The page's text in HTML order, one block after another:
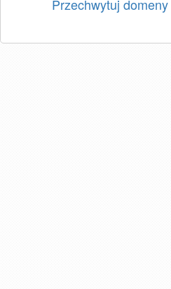
Przechwytuj domeny